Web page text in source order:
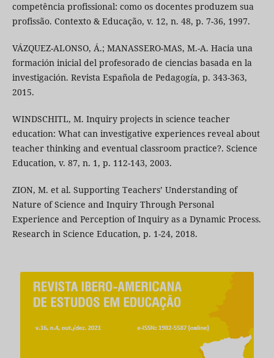
competência profissional: como os docentes produzem sua
profissão. Contexto & Educação, v. 12, n. 48, p. 7-36, 1997.
VÁZQUEZ-ALONSO, Á.; MANASSERO-MAS, M.-A. Hacia una
formación inicial del profesorado de ciencias basada en la
investigación. Revista Española de Pedagogía, p. 343-363,
2015.
WINDSCHITL, M. Inquiry projects in science teacher
education: What can investigative experiences reveal about
teacher thinking and eventual classroom practice?. Science
Education, v. 87, n. 1, p. 112-143, 2003.
ZION, M. et al. Supporting Teachers’ Understanding of
Nature of Science and Inquiry Through Personal
Experience and Perception of Inquiry as a Dynamic Process.
Research in Science Education, p. 1-24, 2018.